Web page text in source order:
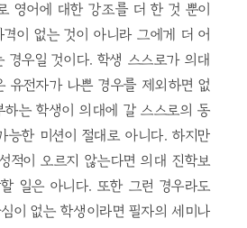
영어에 대한 강조를 더 한 것 뿐이
이 없는 것이 아니라 그에게 더 어
우일 것이다. 학생 스스로가 의대
유전자가 나쁜 경우를 제외하면 없
하는 학생이 의대에 갈 스스로의 동
한 미션이 절대로 아니다. 하지만
적이 오르지 않는다면 의대 진학보
일은 아니다. 또한 그런 경우라도
이 없는 학생이라면 필자의 세미나